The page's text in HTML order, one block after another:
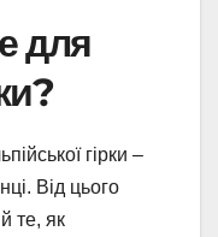
для
гірки –
Від цього
те, як